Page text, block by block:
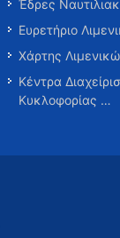
Έδρες
Ευρετήριο
Χάρτης
Κέντρα
Κυκλοφορίας …